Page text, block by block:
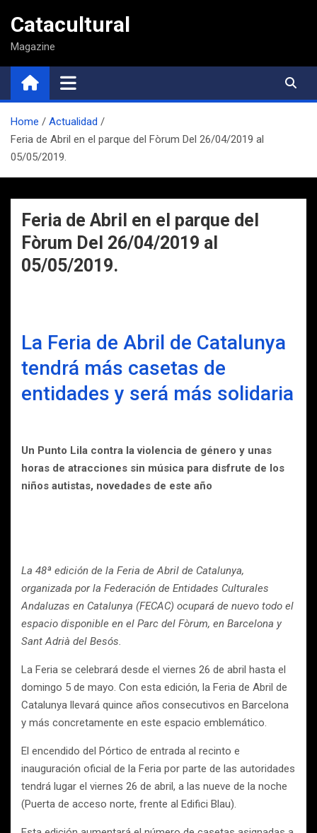
contenido
Catacultural
Magazine
Home
Actualidad
Feria de Abril en el parque del Fòrum Del 26/04/2019 al
05/05/2019.
Feria de Abril en el parque del
Fòrum Del 26/04/2019 al
05/05/2019.
La Feria de Abril de Catalunya
tendrá más casetas de
entidades y será más solidaria
Un Punto Lila contra la violencia de género y unas
horas de atracciones sin música para disfrute de los
niños autistas, novedades de este año
La 48ª edición de la Feria de Abril de Catalunya,
organizada por la Federación de Entidades Culturales
Andaluzas en Catalunya (FECAC) ocupará de nuevo todo el
espacio disponible en el Parc del Fòrum, en Barcelona y
Sant Adrià del Besós.
La Feria se celebrará desde el viernes 26 de abril hasta el
domingo 5 de mayo. Con esta edición, la Feria de Abril de
Catalunya llevará quince años consecutivos en Barcelona
y más concretamente en este espacio emblemático.
El encendido del Pórtico de entrada al recinto e
inauguración oficial de la Feria por parte de las autoridades
tendrá lugar el viernes 26 de abril, a las nueve de la noche
(Puerta de acceso norte, frente al Edifici Blau).